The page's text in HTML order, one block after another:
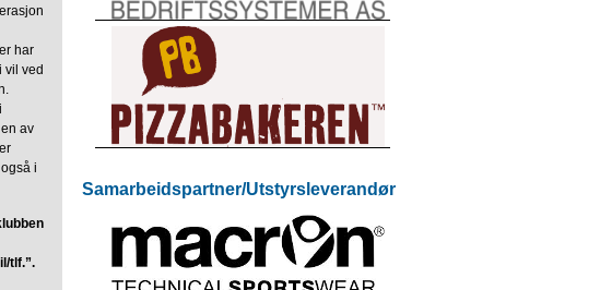
har
vil ved
av
i
tlf.”.
Samarbeidspartner/Utstyrsleverandør